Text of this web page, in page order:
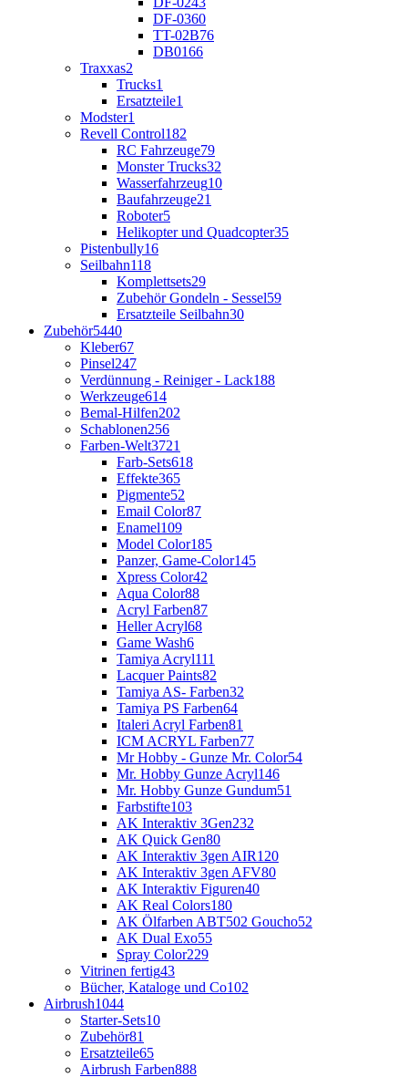
DF-0360
TT-02B76
DB0166
Traxxas2
Trucks1
Ersatzteile1
Modster1
Revell Control182
RC Fahrzeuge79
Monster Trucks32
Wasserfahrzeug10
Baufahrzeuge21
Roboter5
Helikopter und Quadcopter35
Pistenbully16
Seilbahn118
Komplettsets29
Zubehör Gondeln - Sessel59
Ersatzteile Seilbahn30
Zubehör5440
Kleber67
Pinsel247
Verdünnung - Reiniger - Lack188
Werkzeuge614
Bemal-Hilfen202
Schablonen256
Farben-Welt3721
Farb-Sets618
Effekte365
Pigmente52
Email Color87
Enamel109
Model Color185
Panzer, Game-Color145
Xpress Color42
Aqua Color88
Acryl Farben87
Heller Acryl68
Game Wash6
Tamiya Acryl111
Lacquer Paints82
Tamiya AS- Farben32
Tamiya PS Farben64
Italeri Acryl Farben81
ICM ACRYL Farben77
Mr Hobby - Gunze Mr. Color54
Mr. Hobby Gunze Acryl146
Mr. Hobby Gunze Gundum51
Farbstifte103
AK Interaktiv 3Gen232
AK Quick Gen80
AK Interaktiv 3gen AIR120
AK Interaktiv 3gen AFV80
AK Interaktiv Figuren40
AK Real Colors180
AK Ölfarben ABT502 Goucho52
AK Dual Exo55
Spray Color229
Vitrinen fertig43
Bücher, Kataloge und Co102
Airbrush1044
Starter-Sets10
Zubehör81
Ersatzteile65
Airbrush Farben888